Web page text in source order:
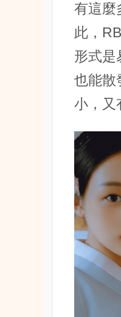
有這麼
此，
形式是
也能散
小，又